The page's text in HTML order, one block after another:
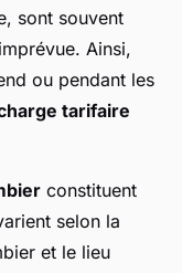
sont souvent
Ainsi,
ou pendant les
tarifaire
constituent
selon la
et le lieu